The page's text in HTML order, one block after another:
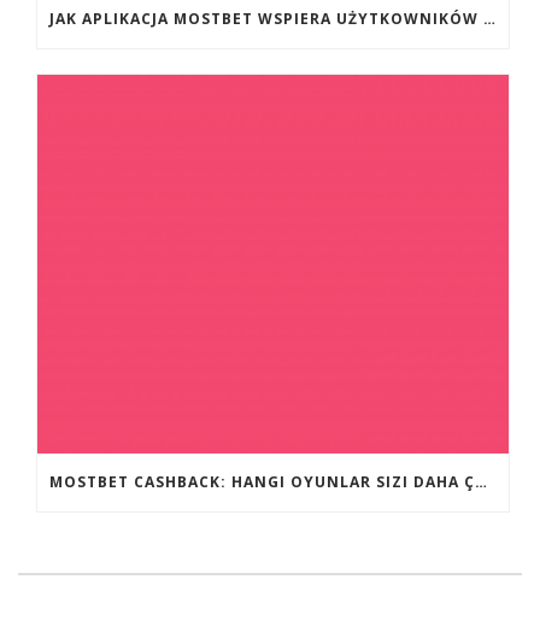
JAK APLIKACJA MOSTBET WSPIERA UŻYTKOWNIKÓW ANDROIDA?
MOSTBET CASHBACK: HANGI OYUNLAR SIZI DAHA ÇOX QAZANA BILƏR?